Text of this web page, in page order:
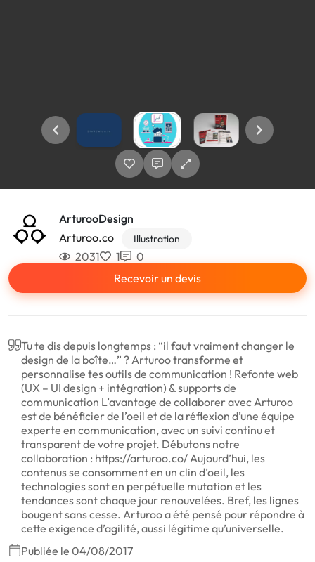
ArturooDesign
Arturoo.co
Illustration
2031 1
0
Recevoir un devis
Tu te dis depuis longtemps : “il faut vraiment changer le
design de la boîte…” ? Arturoo transforme et
personnalise tes outils de communication ! Refonte web
(UX – UI design + intégration) & supports de
communication L’avantage de collaborer avec Arturoo
est de bénéficier de l’oeil et de la réflexion d’une équipe
experte en communication, avec un suivi continu et
transparent de votre projet. Débutons notre
collaboration : https://arturoo.co/ Aujourd’hui, les
contenus se consomment en un clin d’oeil, les
technologies sont en perpétuelle mutation et les
tendances sont chaque jour renouvelées. Bref, les lignes
bougent sans cesse. Arturoo a été pensé pour répondre à
cette exigence d’agilité, aussi légitime qu’universelle.
Publiée le 04/08/2017